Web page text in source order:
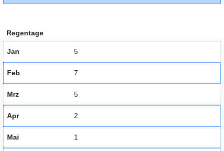
Regentage
Jan 5
Feb 7
Mrz 5
Apr 2
Mai 1